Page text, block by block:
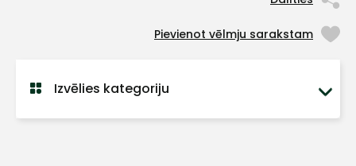
Pievienot vēlmju sarakstam
Izvēlies kategoriju